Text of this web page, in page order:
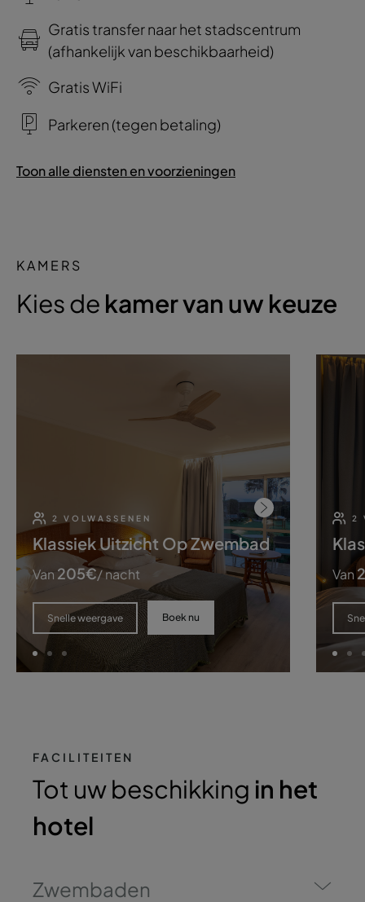
Gratis transfer naar het stadscentrum
(afhankelijk van beschikbaarheid)
Gratis WiFi
Parkeren (tegen betaling)
Toon alle diensten en voorzieningen
KAMERS
Kies de kamer van uw keuze
2 VOLWASSENEN
Klassiek Uitzicht Op Zwembad
Van 205€/ nacht
Snelle weergave Boek nu
2
Van
FACILITEITEN
Tot uw beschikking in het
hotel
Zwembaden